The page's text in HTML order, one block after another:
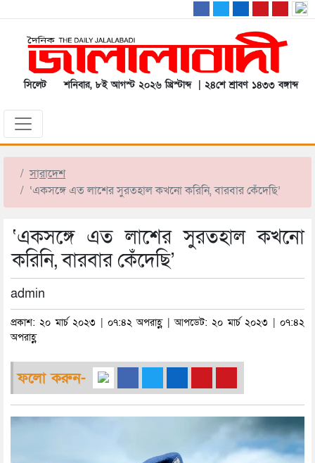
সিলেট শনিবার, ৮ই আগস্ট ২০২৬ খ্রিস্টাব্দ | ২৪শে শ্রাবণ ১৪৩৩ বঙ্গাব্দ
সারাদেশ
‘একসঙ্গে এত লাশের সুরতহাল কখনো করিনি, বারবার কেঁদেছি’
‘একসঙ্গে এত লাশের সুরতহাল কখনো
করিনি, বারবার কেঁদেছি’
admin
প্রকাশ: ২০ মার্চ ২০২৩ | ০৭:৪২ অপরাহ্ণ | আপডেট: ২০ মার্চ ২০২৩ | ০৭:৪২
অপরাহ্ণ
ফলো করুন-